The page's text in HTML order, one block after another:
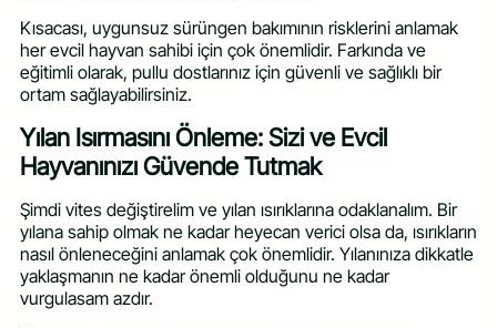
Kısacası, uygunsuz sürüngen bakımının risklerini anlamak
her evcil hayvan sahibi için çok önemlidir. Farkında ve
eğitimli olarak, pullu dostlarınız için güvenli ve sağlıklı bir
ortam sağlayabilirsiniz.
Yılan Isırmasını Önleme: Sizi ve Evcil
Hayvanınızı Güvende Tutmak
Şimdi vites değiştirelim ve yılan ısırıklarına odaklanalım. Bir
yılana sahip olmak ne kadar heyecan verici olsa da, ısırıkların
nasıl önleneceğini anlamak çok önemlidir. Yılanınıza dikkatle
yaklaşmanın ne kadar önemli olduğunu ne kadar
vurgulasam azdır.